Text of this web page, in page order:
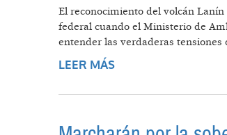
El reconocimiento del volcán
federal cuando el Ministerio de
entender las verdaderas
LEER MÁS